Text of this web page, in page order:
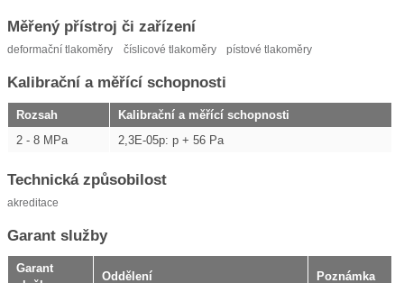
Měřený přístroj či zařízení
deformační tlakoměry číslicové tlakoměry pístové tlakoměry
Kalibrační a měřící schopnosti
Rozsah
Kalibrační a měřící schopnosti
2 - 8 MPa
2,3E-05p: p + 56 Pa
Technická způsobilost
akreditace
Garant služby
Garant
Oddělení Poznámka